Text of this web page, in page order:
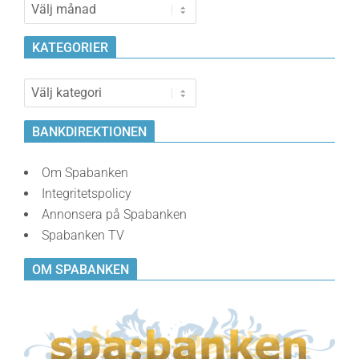
KATEGORIER
Kategorier
BANKDIREKTIONEN
Om Spabanken
Integritetspolicy
Annonsera på Spabanken
Spabanken TV
OM SPABANKEN